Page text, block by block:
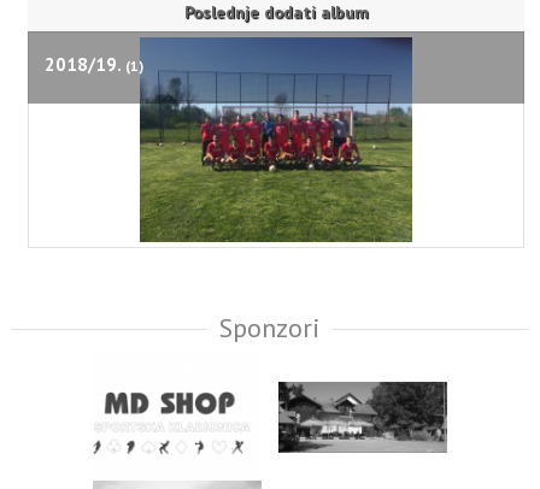
Poslednje dodati album
2018/19. (1)
Sponzori